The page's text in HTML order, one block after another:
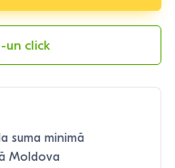
click
suma minimă
Moldova